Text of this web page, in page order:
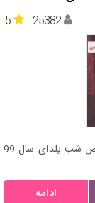
5 25382
در این مطلب با انواع دیزاین سفره و میوه ها مخصوص شب یلدای سال 99
ادامه